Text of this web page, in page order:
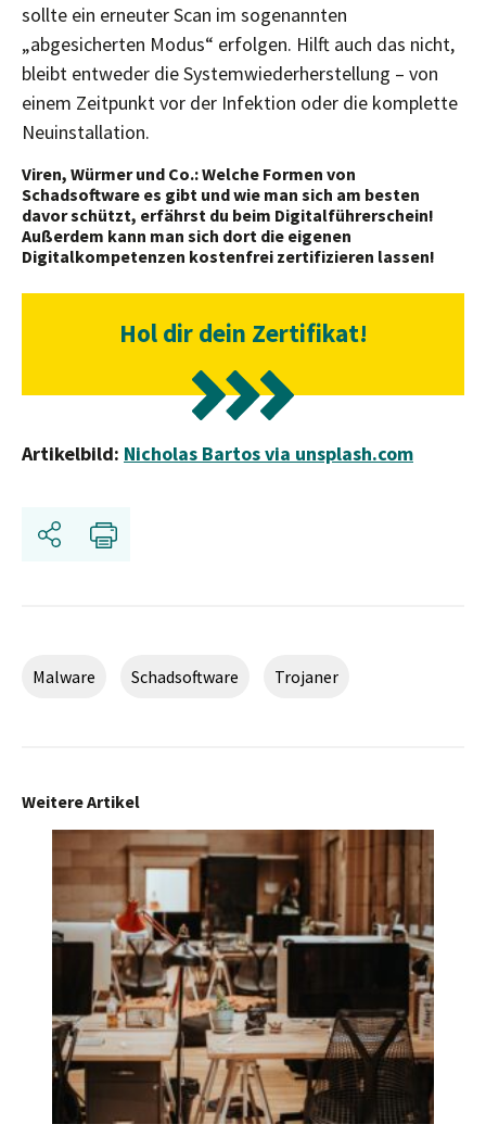
sollte ein erneuter Scan im sogenannten
„abgesicherten Modus“ erfolgen. Hilft auch das nicht,
bleibt entweder die Systemwiederherstellung – von
einem Zeitpunkt vor der Infektion oder die komplette
Neuinstallation.
Viren, Würmer und Co.: Welche Formen von
Schadsoftware es gibt und wie man sich am besten
davor schützt, erfährst du beim Digitalführerschein!
Außerdem kann man sich dort die eigenen
Digitalkompetenzen kostenfrei zertifizieren lassen!
Hol dir dein Zertifikat!
Artikelbild: Nicholas Bartos via unsplash.com
Share
Malware Schadsoftware Trojaner
Weitere Artikel